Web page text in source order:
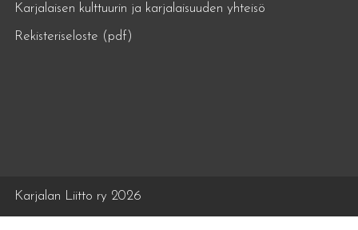
Karjalaisen kulttuurin ja karjalaisuuden yhteisö
Rekisteriseloste (pdf)
Karjalan Liitto ry 2026